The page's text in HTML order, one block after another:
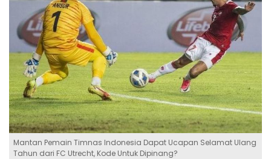
Mantan Pemain Timnas Indonesia Dapat Ucapan Selamat Ulang
Tahun dari FC Utrecht, Kode Untuk Dipinang?